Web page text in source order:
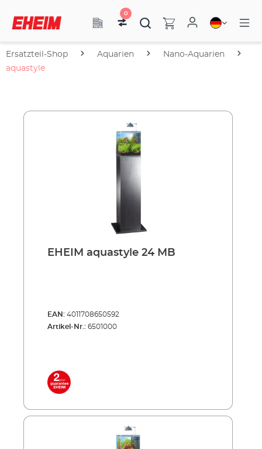
0
Ersatzteil-Shop Aquarien
Nano-Aquarien
aquastyle
EHEIM aquastyle 24 MB
EAN: 4011708650592
Artikel-Nr.: 6501000